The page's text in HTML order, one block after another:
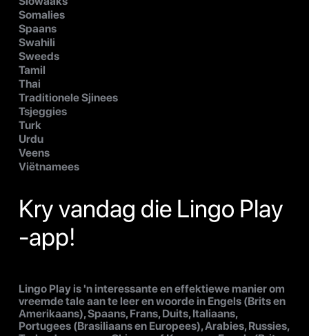
Somalies
Spaans
Swahili
Sweeds
Tamil
Thai
Traditionele Sjinees
Tsjeggies
Turk
Urdu
Veens
Viëtnamees
Kry vandag die Lingo Play
-app!
Lingo Play is 'n interessante en effektiewe manier om
vreemde tale aan te leer en woorde in Engels (Brits en
Amerikaans), Spaans, Frans, Duits, Italiaans,
Portugees (Brasiliaans en Europees), Arabies, Russies,